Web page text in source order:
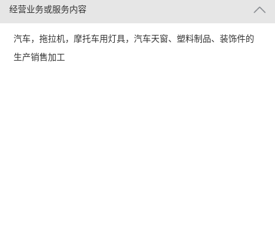
经营业务或服务内容
汽车，拖拉机，摩托车用灯具，汽车天窗、塑料制品、装饰件的
生产销售加工